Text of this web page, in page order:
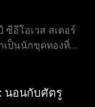
Tepes ที่ทรง
งท้ายปีเก่าโลก
ซีอีโอเวส สเตอร์
เป็นนักขุดทองที่
แท้จริงของเธอ
นอนกับศัตรู